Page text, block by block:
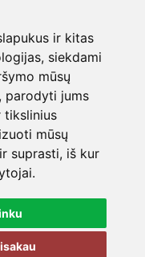
ir kitas
siekdami
mūsų
parodyti jums
mūsų
suprasti, iš kur